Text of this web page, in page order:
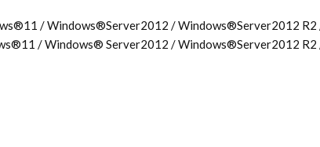
/ Windows®Server2012 / Windows®Server2012
/ Windows® Server2012 / Windows®Server2012